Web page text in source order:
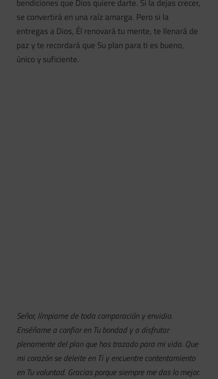
bendiciones que Dios quiere darte. Si la dejas crecer,
se convertirá en una raíz amarga. Pero si la
entregas a Dios, Él renovará tu mente, te llenará de
paz y te recordará que Su plan para ti es bueno,
único y suficiente.
Señor, límpiame de toda comparación y envidia.
Enséñame a confiar en Tu bondad y a disfrutar
plenamente del plan que has trazado para mi vida. Que
mi corazón se deleite en Ti y encuentre contentamiento
en Tu voluntad. Gracias porque siempre me das lo mejor.